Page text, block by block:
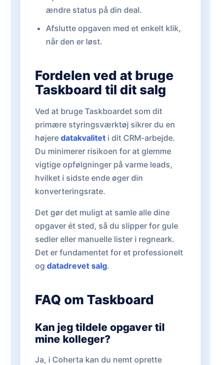
ændre status på din deal.
Afslutte opgaven med et enkelt klik,
når den er løst.
Fordelen ved at bruge
Taskboard til dit salg
Ved at bruge Taskboardet som dit
primære styringsværktøj sikrer du en
højere datakvalitet i dit CRM-arbejde.
Du minimerer risikoen for at glemme
vigtige opfølgninger på varme leads,
hvilket i sidste ende øger din
konverteringsrate.
Det gør det muligt at samle alle dine
opgaver ét sted, så du slipper for gule
sedler eller manuelle lister i regneark.
Det er fundamentet for et professionelt
og datadrevet salg.
FAQ om Taskboard
Kan jeg tildele opgaver til
mine kolleger?
Ja, i Coherta kan du nemt oprette